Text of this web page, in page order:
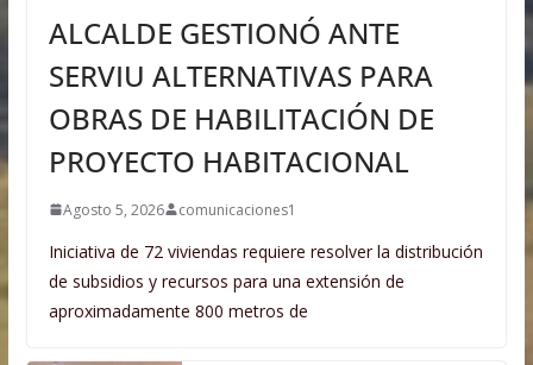
ALCALDE GESTIONÓ ANTE
SERVIU ALTERNATIVAS PARA
OBRAS DE HABILITACIÓN DE
PROYECTO HABITACIONAL
Agosto 5, 2026 comunicaciones1
Iniciativa de 72 viviendas requiere resolver la distribución
de subsidios y recursos para una extensión de
aproximadamente 800 metros de